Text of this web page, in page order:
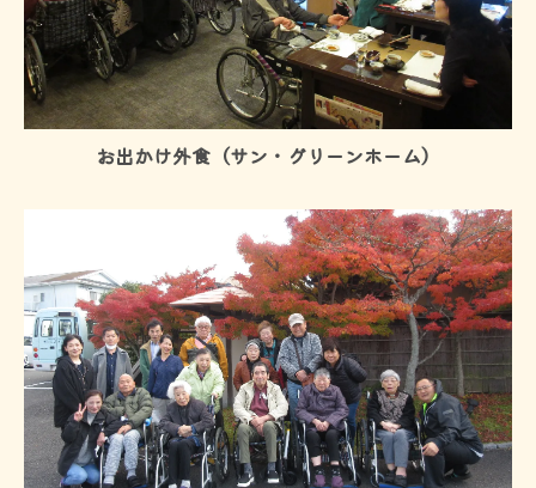
お出かけ外食（サン・グリーンホーム）